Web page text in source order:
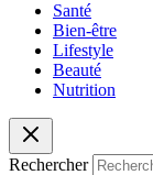
Santé
Bien-être
Lifestyle
Beauté
Nutrition
Rechercher